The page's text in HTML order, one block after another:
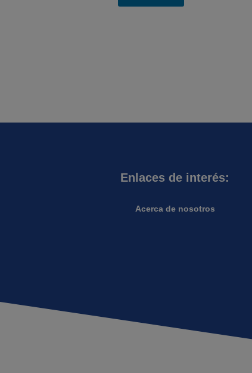
Enlaces de interés:
Acerca de nosotros